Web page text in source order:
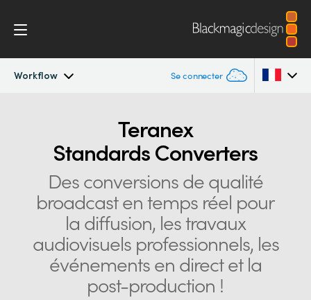
Workflow Se connecter
Conversions
Technologie
Australia
Austria
Brazil
Canada
China
Denmark
Teranex
Standards Converters
Des conversions de qualité
broadcast entemps réel pour
la diffusion, les travaux
audiovisuels professionnels, les
événements en direct et la
post-production !